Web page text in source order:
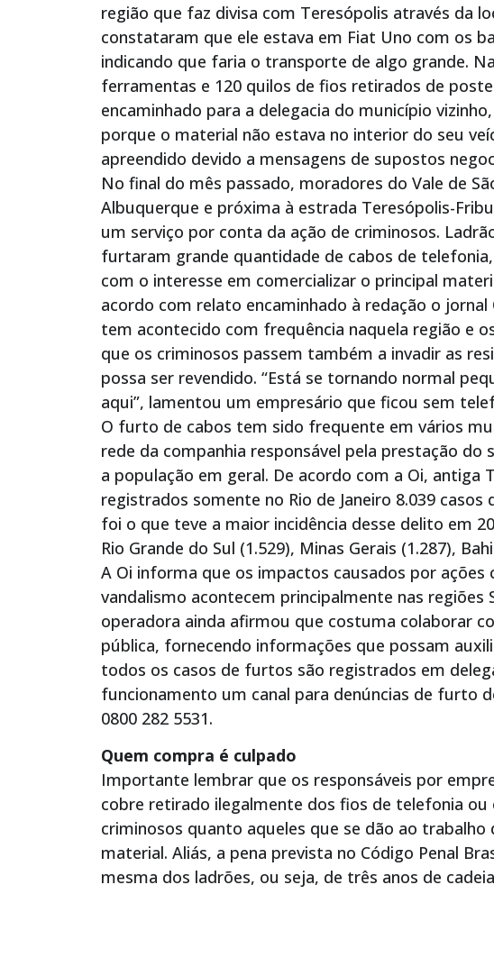
região que faz divisa com Teresópolis através da
constataram que ele estava em Fiat Uno com os
indicando que faria o transporte de algo grande.
ferramentas e 120 quilos de fios retirados de
encaminhado para a delegacia do município
porque o material não estava no interior do seu
apreendido devido a mensagens de supostos
No final do mês passado, moradores do Vale de
Albuquerque e próxima à estrada Teresópolis-
um serviço por conta da ação de criminosos.
furtaram grande quantidade de cabos de
com o interesse em comercializar o principal
acordo com relato encaminhado à redação o jornal
tem acontecido com frequência naquela região e
que os criminosos passem também a invadir as
possa ser revendido. “Está se tornando normal
aqui”, lamentou um empresário que ficou sem
O furto de cabos tem sido frequente em vários
rede da companhia responsável pela prestação do
a população em geral. De acordo com a Oi, antiga
registrados somente no Rio de Janeiro 8.039
foi o que teve a maior incidência desse delito em
Rio Grande do Sul (1.529), Minas Gerais (1.287),
A Oi informa que os impactos causados por ações
vandalismo acontecem principalmente nas regiões
operadora ainda afirmou que costuma colaborar
pública, fornecendo informações que possam
todos os casos de furtos são registrados em
funcionamento um canal para denúncias de furto
0800 282 5531.
Quem compra é culpado
Importante lembrar que os responsáveis por
cobre retirado ilegalmente dos fios de telefonia
criminosos quanto aqueles que se dão ao
material. Aliás, a pena prevista no Código Penal
mesma dos ladrões, ou seja, de três anos de